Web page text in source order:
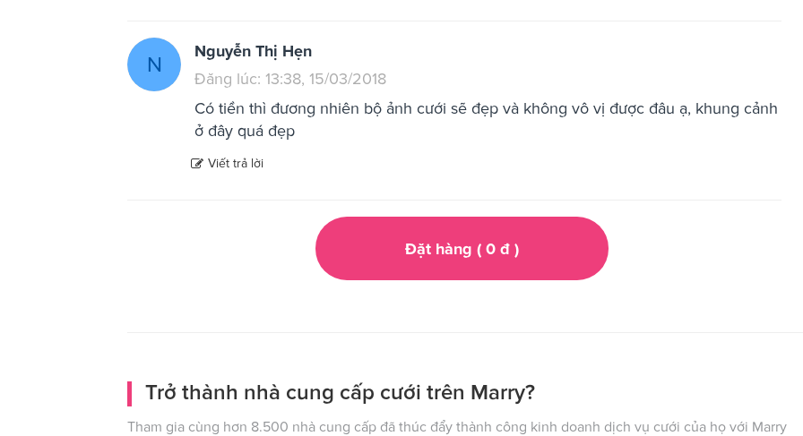
N
Nguyễn Thị Hẹn
Đăng lúc: 13:38, 15/03/2018
Có tiền thì đương nhiên bộ ảnh cưới sẽ đẹp và không vô vị được đâu ạ, khung cảnh
ở đây quá đẹp
Viết trả lời
Đặt hàng ( 0đ )
Trở thành nhà cung cấp cưới trên Marry?
Tham gia cùng hơn 8.500 nhà cung cấp đã thúc đẩy thành công kinh doanh dịch vụ cưới của họ với Marry